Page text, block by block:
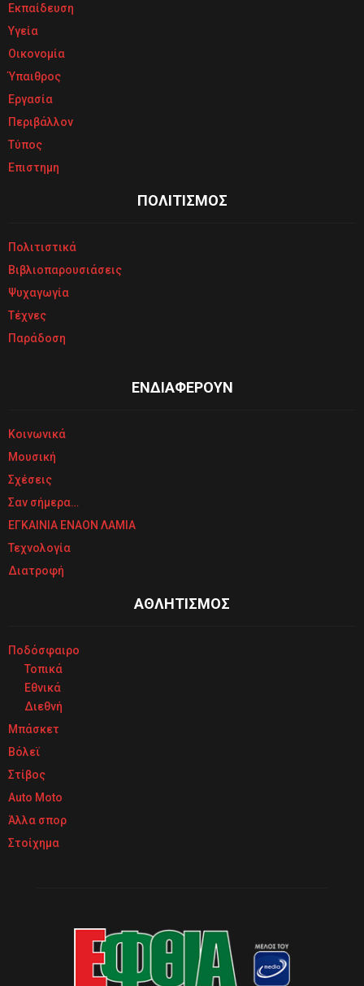
Εκπαίδευση
Υγεία
Οικονομία
Ύπαιθρος
Εργασία
Περιβάλλον
Τύπος
Επιστημη
ΠΟΛΙΤΙΣΜΟΣ
Πολιτιστικά
Βιβλιοπαρουσιάσεις
Ψυχαγωγία
Τέχνες
Παράδοση
ΕΝΔΙΑΦΕΡΟΥΝ
Κοινωνικά
Μουσική
Σχέσεις
Σαν σήμερα…
ΕΓΚΑΙΝΙΑ ΕΝΑΟΝ ΛΑΜΙΑ
Τεχνολογία
Διατροφή
ΑΘΛΗΤΙΣΜΟΣ
Ποδόσφαιρο
Τοπικά
Εθνικά
Διεθνή
Μπάσκετ
Βόλεϊ
Στίβος
Auto Moto
Άλλα σπορ
Στοίχημα